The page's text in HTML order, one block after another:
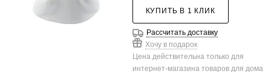
КУПИТЬ В 1 КЛИК
Рассчитать доставку
Хочу в подарок
Цена действительна только для
интернет-магазина товаров для дома